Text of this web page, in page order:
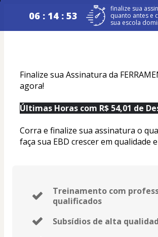
06 : 14 : 52
finalize sua
quanto antes e
sua escola
Finalize sua Assinatura da
agora!
Últimas Horas com R$ 54,01 de
Corra e finalize sua assinatura o
faça sua EBD crescer em qualidade
Treinamento com
qualificados
Subsídios de alta